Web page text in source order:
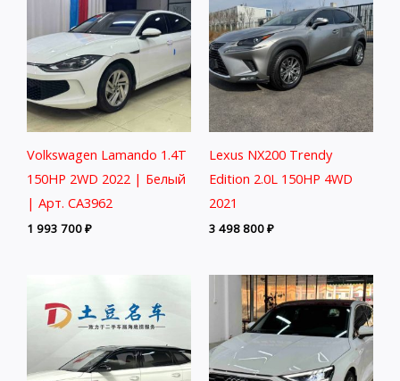
Volkswagen Lamando 1.4T
150HP 2WD 2022 | Белый
| Арт. CA3962
1 993 700₽
Lexus NX200 Trendy
Edition 2.0L 150HP 4WD
2021
3 498 800₽